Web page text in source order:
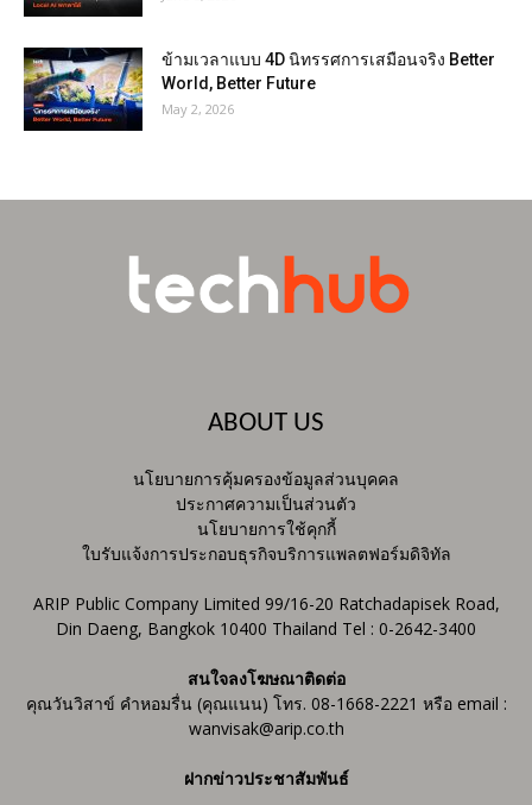
ข้ามเวลาแบบ 4D นิทรรศการเสมือนจริง Better
World, Better Future
May 2, 2026
ABOUT US
นโยบายการคุ้มครองข้อมูลส่วนบุคคล
ประกาศความเป็นส่วนตัว
นโยบายการใช้คุกกี้
ใบรับแจ้งการประกอบธุรกิจบริการแพลตฟอร์มดิจิทัล
ARIP Public Company Limited 99/16-20 Ratchadapisek Road,
Din Daeng, Bangkok 10400 Thailand Tel : 0-2642-3400
สนใจลงโฆษณาติดต่อ
คุณวันวิสาข์ คำหอมรื่น (คุณแนน) โทร. 08-1668-2221 หรือ email :
wanvisak@arip.co.th
ฝากข่าวประชาสัมพันธ์